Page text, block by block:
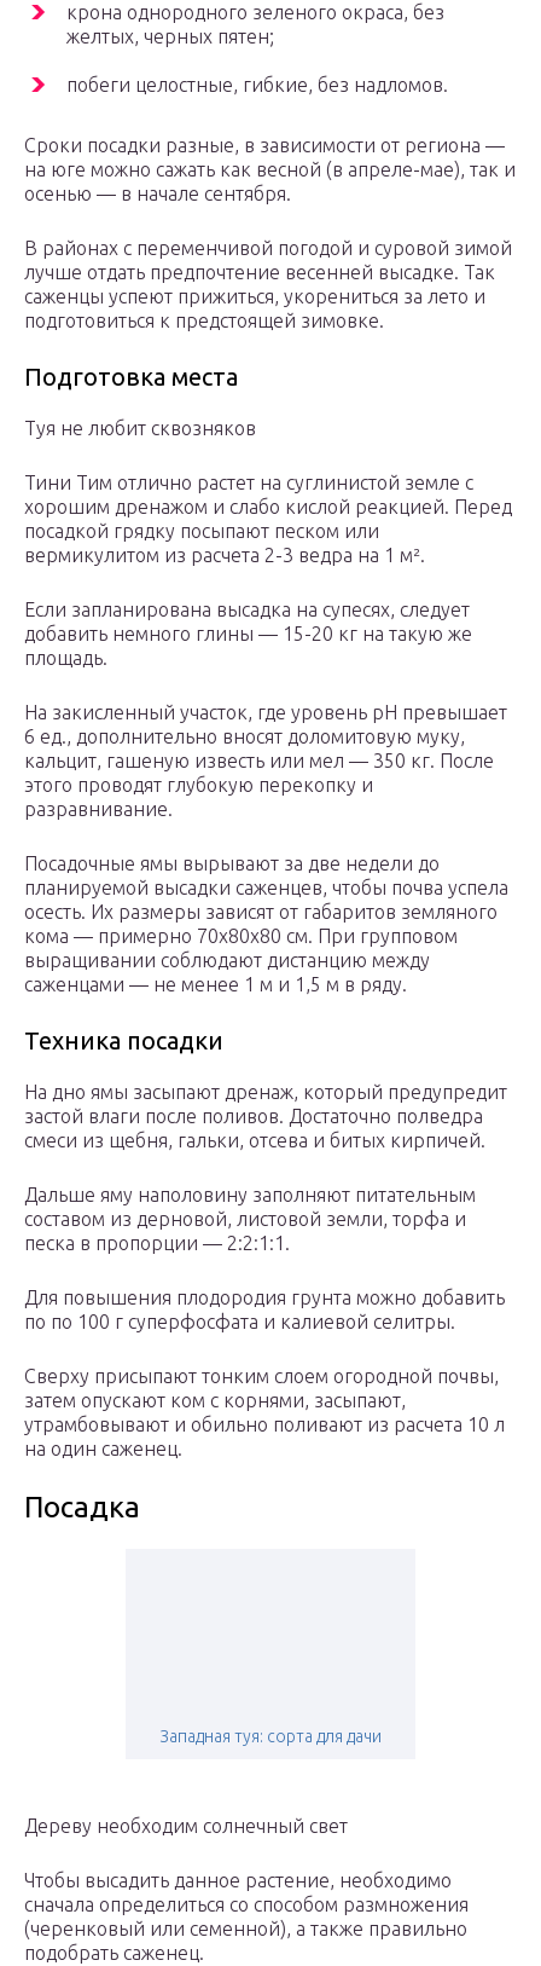
крона однородного зеленого окраса, без
желтых, черных пятен;
побеги целостные, гибкие, без надломов.
Сроки посадки разные, в зависимости от региона —
на юге можно сажать как весной (в апреле-мае), так и
осенью — в начале сентября.
В районах с переменчивой погодой и суровой зимой
лучше отдать предпочтение весенней высадке. Так
саженцы успеют прижиться, укорениться за лето и
подготовиться к предстоящей зимовке.
Подготовка места
Туя не любит сквозняков
Тини Тим отлично растет на суглинистой земле с
хорошим дренажом и слабо кислой реакцией. Перед
посадкой грядку посыпают песком или
вермикулитом из расчета 2-3 ведра на 1 м².
Если запланирована высадка на супесях, следует
добавить немного глины — 15-20 кг на такую же
площадь.
На закисленный участок, где уровень рН превышает
6 ед., дополнительно вносят доломитовую муку,
кальцит, гашеную известь или мел — 350 кг. После
этого проводят глубокую перекопку и
разравнивание.
Посадочные ямы вырывают за две недели до
планируемой высадки саженцев, чтобы почва успела
осесть. Их размеры зависят от габаритов земляного
кома — примерно 70х80х80 см. При групповом
выращивании соблюдают дистанцию между
саженцами — не менее 1 м и 1,5 м в ряду.
Техника посадки
На дно ямы засыпают дренаж, который предупредит
застой влаги после поливов. Достаточно полведра
смеси из щебня, гальки, отсева и битых кирпичей.
Дальше яму наполовину заполняют питательным
составом из дерновой, листовой земли, торфа и
песка в пропорции — 2:2:1:1.
Для повышения плодородия грунта можно добавить
по по 100 г суперфосфата и калиевой селитры.
Сверху присыпают тонким слоем огородной почвы,
затем опускают ком с корнями, засыпают,
утрамбовывают и обильно поливают из расчета 10 л
на один саженец.
Посадка
Западная туя: сорта для дачи
Дереву необходим солнечный свет
Чтобы высадить данное растение, необходимо
сначала определиться со способом размножения
(черенковый или семенной), а также правильно
подобрать саженец.